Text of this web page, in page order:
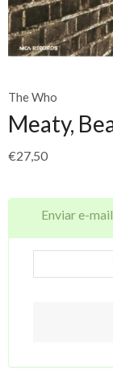
The Who
Meaty,
€27,50
Enviar e-